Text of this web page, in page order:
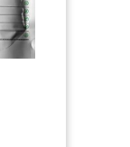
ni
&
: